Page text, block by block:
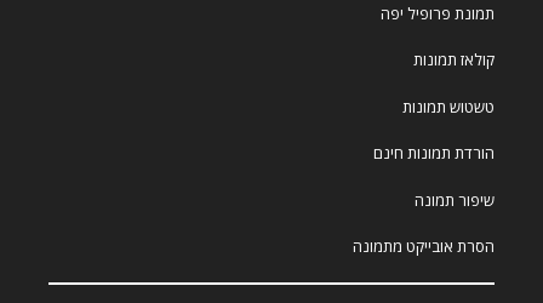
תמונת פרופיל יפה
קולאז תמונות
טשטוש תמונות
הורדת תמונות חינם
שיפור תמונה
הסרת אובייקט מתמונה